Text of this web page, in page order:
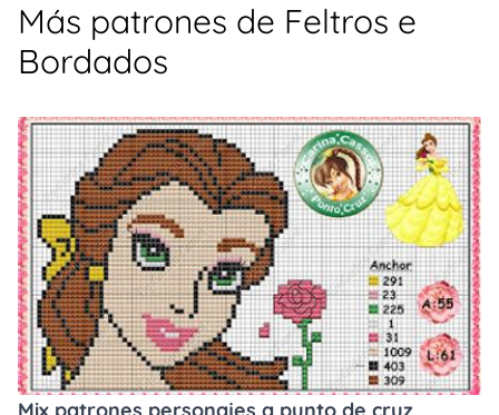
Más patrones de Feltros e
Bordados